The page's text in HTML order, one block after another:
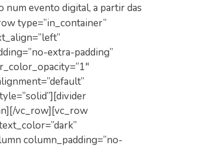
num evento digital, a partir das
type=”in_container”
extra-padding”
vc_row][vc_row
column_padding=”no-